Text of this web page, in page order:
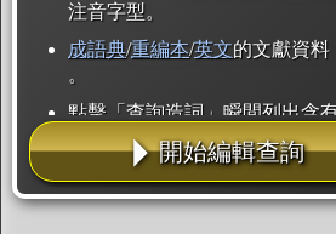
注音字型。
成語典/重編本/英文的文獻資
。
點擊「查詢造詞」瞬間列出含
點「部首」瞬間列出所有「同
辭典解釋的全文都經過自動斷
用手動重複輸入。
開始編輯查詢